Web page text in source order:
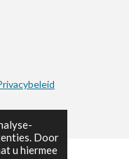
Door
u hiermee